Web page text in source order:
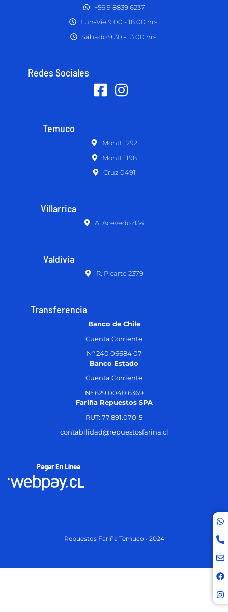
+56 9 8839 6237
Lun-Vie 9:00 - 18:00 hrs.
Sábado 9:30 - 13:00 hrs.
Redes Sociales
Temuco
Montt 1292
Montt 1198
Cruz 0491
Villarrica
A. Acevedo 834
Valdivia
R. Picarte 2379
Transferencia
Banco de Chile
Cuenta Corriente
N° 240 06684 07
Banco Estado
Cuenta Corriente
N° 629 0040 6369
Fariña Repuestos SPA
RUT: 77.891.070-5
contabilidad@repuestosfarina.cl
Pagar En Línea
Repuestos Fariña Temuco • 2024